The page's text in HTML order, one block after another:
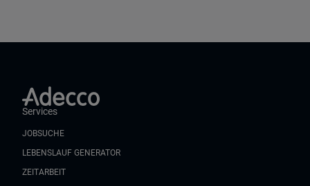
Services
JOBSUCHE
LEBENSLAUF GENERATOR
ZEITARBEIT